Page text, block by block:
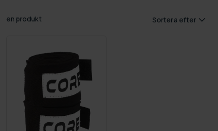
en produkt Sortera efter